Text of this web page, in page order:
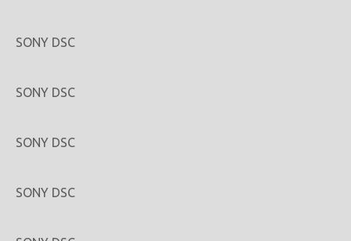
SONY DSC
SONY DSC
SONY DSC
SONY DSC